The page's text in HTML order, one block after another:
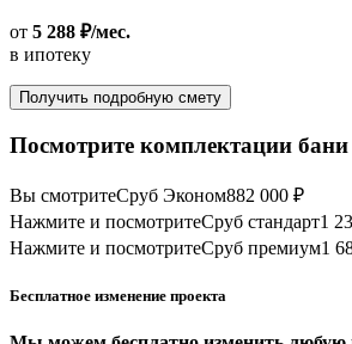
от 5 288 ₽/мес.
в ипотеку
Получить подробную смету
Посмотрите комплектации
Вы смотритеСруб Эконом882 000 ₽
Нажмите и посмотритеСруб стандарт1
Нажмите и посмотритеСруб премиум1
Бесплатное изменение проекта